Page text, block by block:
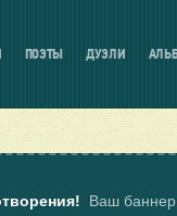
ПОЭТЫ ДУЭЛИ
Ваш баннер